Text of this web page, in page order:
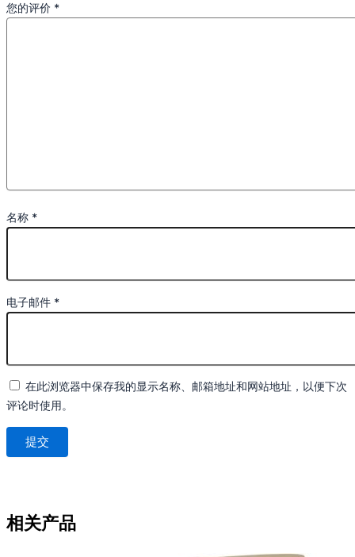
您的评价 *
名称 *
电子邮件 *
在此浏览器中保存我的显示名称、邮箱地址和网站地址，以便下次
评论时使用。
相关产品